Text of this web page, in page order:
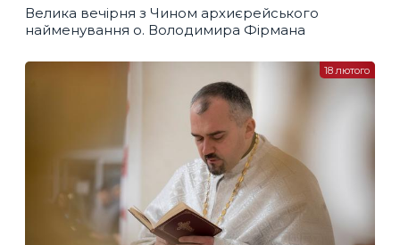
Велика вечірня з Чином архиєрейського
найменування о. Володимира Фірмана
18 лютого